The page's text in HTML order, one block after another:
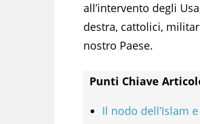
all’intervento degli
destra, cattolici,
nostro Paese.
Punti Chiave
Il nodo dell’Islam